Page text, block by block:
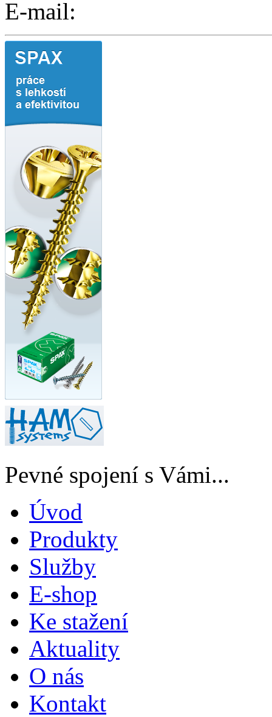
E-mail:
Pevné spojení s Vámi...
Úvod
Produkty
Služby
E-shop
Ke stažení
Aktuality
O nás
Kontakt